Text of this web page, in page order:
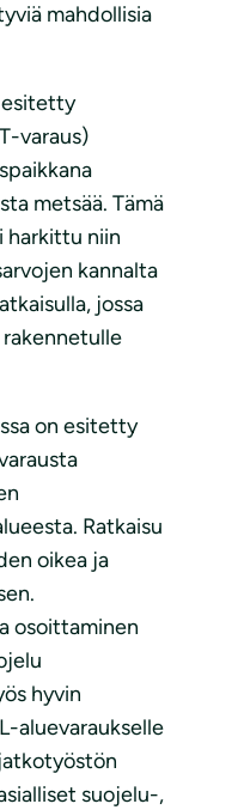
mahdollisia
esitetty
varaus)
metsää. Tämä
harkittu niin
kannalta
jossa
on esitetty
Ratkaisu
oikea ja
osoittaminen
hyvin
aluevaraukselle
suojelu-,